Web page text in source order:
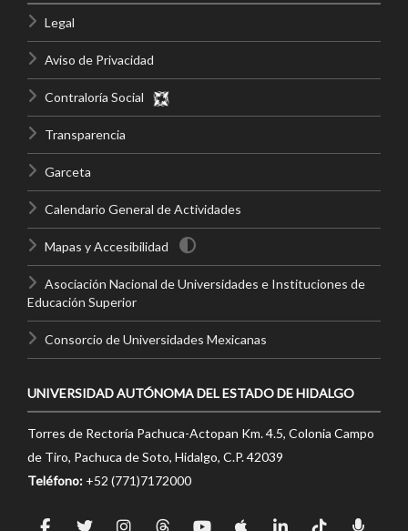
Legal
Aviso de Privacidad
Contraloría Social
Transparencia
Garceta
Calendario General de Actividades
Mapas y Accesibilidad
Asociación Nacional de Universidades e Instituciones de
Educación Superior
Consorcio de Universidades Mexicanas
UNIVERSIDAD AUTÓNOMA DEL ESTADO DE HIDALGO
Torres de Rectoría Pachuca-Actopan Km. 4.5, Colonia Campo
de Tiro, Pachuca de Soto, Hidalgo, C.P. 42039
Teléfono: +52 (771)7172000